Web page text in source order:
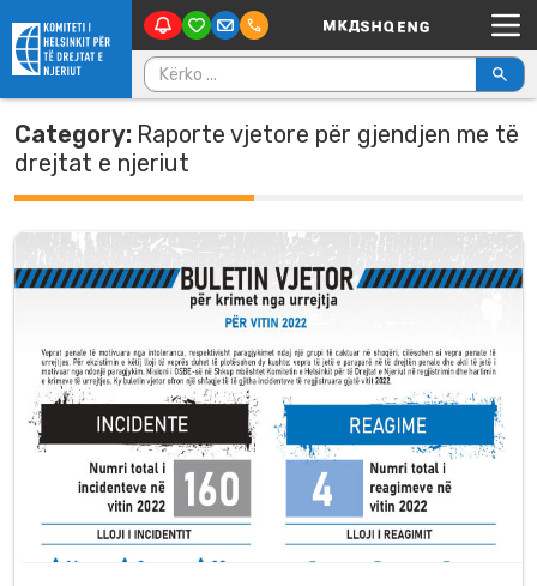
Skip to content Main Navigation
Kërko për:
Category: Raporte vjetore për gjendjen me të
drejtat e njeriut